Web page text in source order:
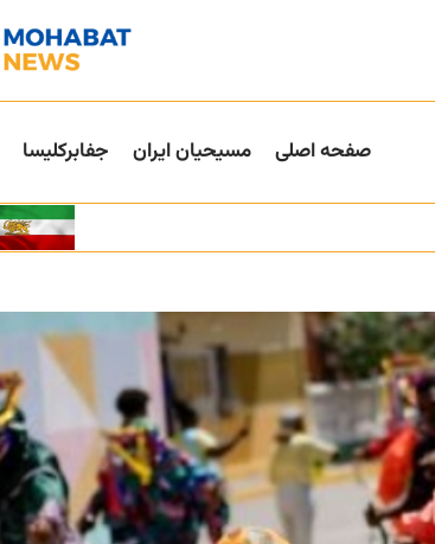
صفحه اصلی مسیحیان ایران جفا‌بر‌کلیسا